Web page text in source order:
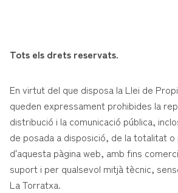
Tots els drets reservats.
En virtut del que disposa la Llei de
queden expressament prohibides la
distribució i la comunicació pública,
de posada a disposició, de la totalitat
d'aquesta pàgina web, amb fins
suport i per qualsevol mitjà tècnic,
La Torratxa.